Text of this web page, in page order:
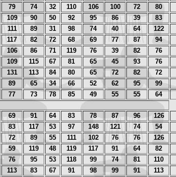
79 74 32 110 106 100 72 80
109 90 50 92 95 86 39 83
111 89 31 98 74 40 64 122
117 82 72 68 69 77 87 94
106 86 71 119 76 39 82 76
109 115 67 81 65 45 93 76
131 113 84 80 65 72 82 72
89 65 34 66 52 62 95 99
77 73 78 85 49 55 55 64
69 91 64 83 78 87 96 126
83 117 53 97 148 121 74 54
72 89 55 111 102 76 76 126
59 119 48 119 117 91 64 82
76 95 53 118 99 74 81 110
113 83 67 91 98 99 91 113